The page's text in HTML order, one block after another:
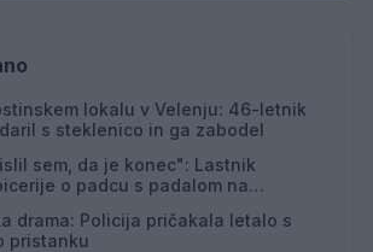
lokalu v Velenju: 46-letnik
s steklenico in ga zabodel
sem, da je konec": Lastnik
o padcu s padalom na
drama: Policija pričakala letalo s
pristanku